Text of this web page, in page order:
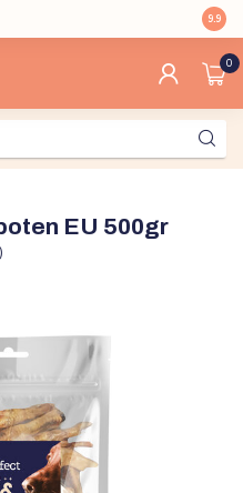
9.9
0
EU 500gr